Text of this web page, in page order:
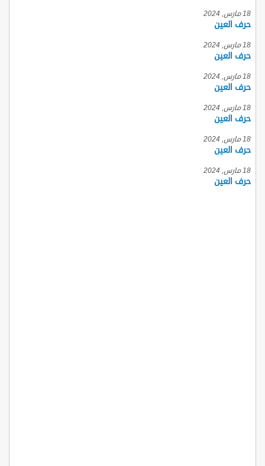
18 مارس, 2024
حرف العين
18 مارس, 2024
حرف العين
18 مارس, 2024
حرف العين
18 مارس, 2024
حرف العين
18 مارس, 2024
حرف العين
18 مارس, 2024
حرف العين